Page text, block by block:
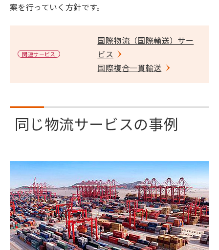
案を行っていく方針です。
関連サービス
国際物流（国際輸送）サー
ビス
国際複合一貫輸送
同じ物流サービスの事例